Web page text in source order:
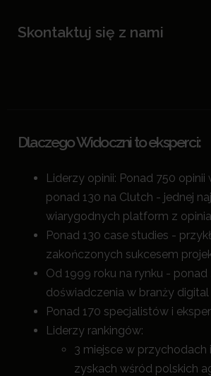
Skontaktuj się z nami
Dlaczego Widoczni to eksperci:
Liderzy opinii: Ponad 750 opinii
ponad 130 na Clutch - jednej
wiarygodnych platform z
Ponad 130 case studies -
zakończonych sukcesem
Od 1999 roku na rynku - ponad
doświadczenia w branży
Ponad 170 specjalistów i
Liderzy rankingów:
3 miejsce w przychodach
zyskach wśród polskich